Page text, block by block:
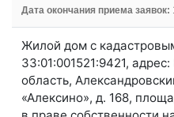
Дата окончания приема заявок:
Жилой дом с
33:01:001521:9421,
область,
«Алексино», д. 168,